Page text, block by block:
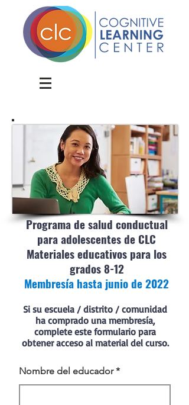
Programa de salud conductual
para adolescentes de CLC
Materiales educativos para los
grados 8-12
Membresía hasta junio de 2022
Si su escuela / distrito / comunidad
ha comprado una membresía,
complete este formulario para
obtener acceso al material del curso.
Nombre del educador *